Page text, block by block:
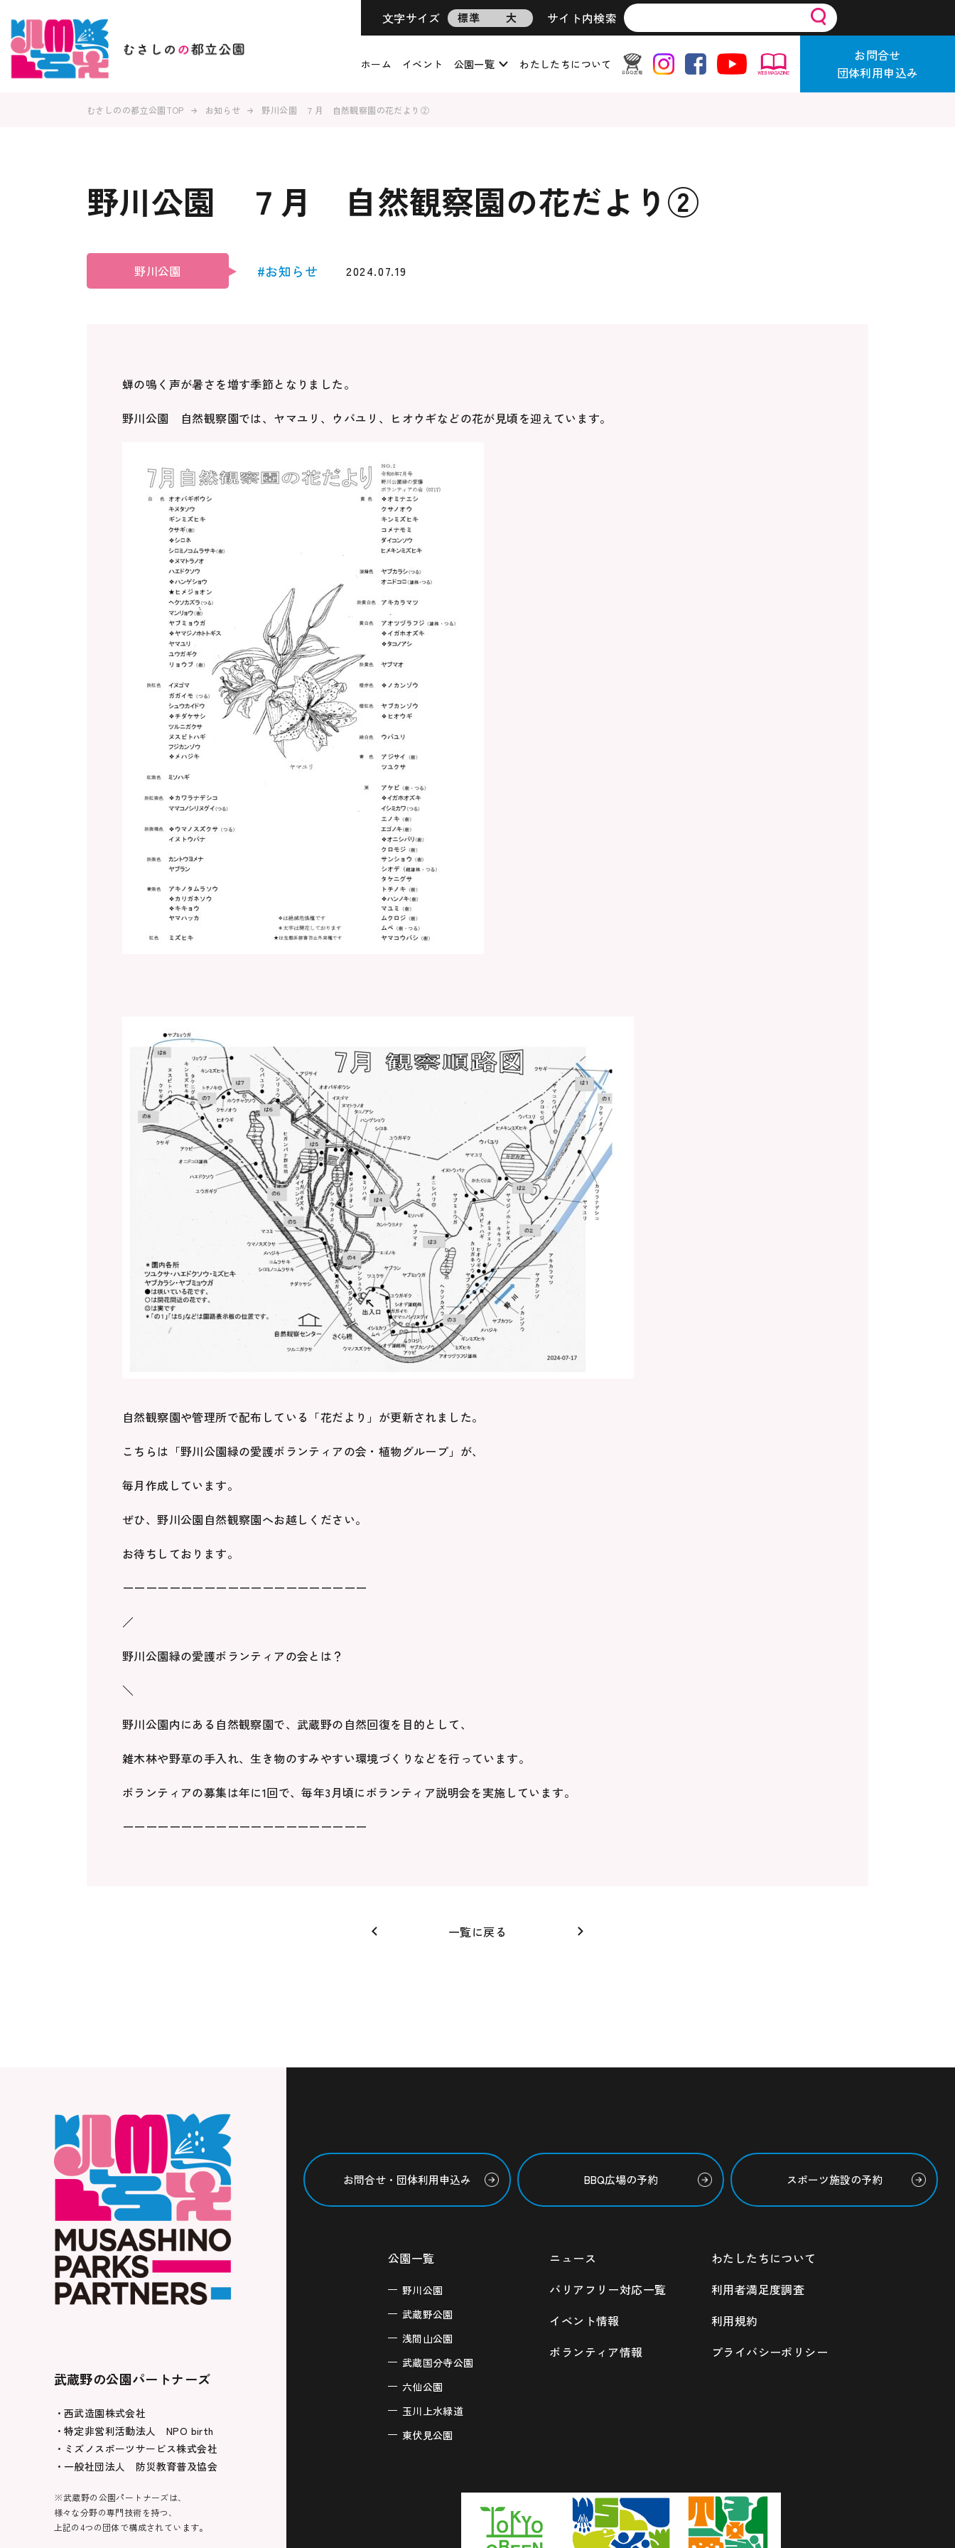
文字サイズ 標準 大 サイト内検索
ホーム イベント 公園一覧 わたしたちについて
お問合せ
団体利用申込み
むさしのの都立公園TOP お知らせ 野川公園 ７月 自然観察園の花だより②
野川公園 ７月 自然観察園の花だより②
野川公園 #お知らせ 2024.07.19
蝉の鳴く声が暑さを増す季節となりました。
野川公園 自然観察園では、ヤマユリ、ウバユリ、ヒオウギなどの花が見頃を迎えています。
自然観察園や管理所で配布している「花だより」が更新されました。
こちらは「野川公園緑の愛護ボランティアの会・植物グループ」が、
毎月作成しています。
ぜひ、野川公園自然観察園へお越しください。
お待ちしております。
ーーーーーーーーーーーーーーーーーーーーー
／
野川公園緑の愛護ボランティアの会とは？
＼
野川公園内にある自然観察園で、武蔵野の自然回復を目的として、
雑木林や野草の手入れ、生き物のすみやすい環境づくりなどを行っています。
ボランティアの募集は年に1回で、毎年3月頃にボランティア説明会を実施しています。
ーーーーーーーーーーーーーーーーーーーーー
一覧に戻る
お問合せ・団体利用申込み BBQ広場の予約 スポーツ施設の予約
公園一覧
野川公園
武蔵野公園
浅間山公園
武蔵国分寺公園
六仙公園
玉川上水緑道
東伏見公園
ニュース
バリアフリー対応一覧
イベント情報
ボランティア情報
わたしたちについて
利用者満足度調査
利用規約
プライバシーポリシー
武蔵野の公園パートナーズ
・西武造園株式会社
・特定非営利活動法人 NPO birth
・ミズノスポーツサービス株式会社
・一般社団法人 防災教育普及協会
※武蔵野の公園パートナーズは、
様々な分野の専門技術を持つ、
上記の4つの団体で構成されています。